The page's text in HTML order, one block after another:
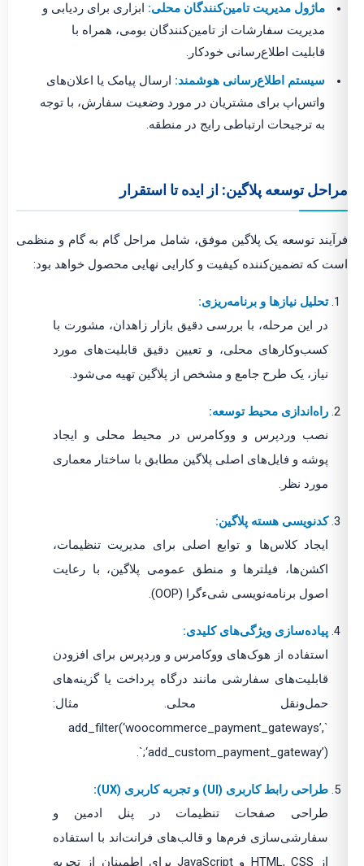
ماژول مدیریت تامین‌کنندگان محلی: ابزاری برای ردیابی و
مدیریت سفارشات از تامین‌کنندگان بومی، همراه با
قابلیت اطلاع‌رسانی خودکار.
سیستم اطلاع‌رسانی هوشمند: ارسال پیامک یا اعلان‌های
واتس‌اپ برای مشتریان در مورد وضعیت سفارش، با توجه
به ترجیحات ارتباطی رایج در منطقه.
مراحل توسعه پلاگین: از ایده تا استقرار
فرآیند توسعه یک پلاگین موفق، شامل مراحل گام به گام و منظمی
است که تضمین‌کننده کیفیت و کارایی نهایی محصول خواهد بود:
تحلیل نیازها و برنامه‌ریزی:
در این مرحله، با بررسی دقیق بازار زاهدان، مشورت با
کسب‌وکارهای محلی، و تعیین دقیق قابلیت‌های مورد
نیاز، یک طرح جامع و مشخص از پلاگین تهیه می‌شود.
راه‌اندازی محیط توسعه:
نصب وردپرس و ووکامرس در محیط محلی و ایجاد
پوشه و فایل‌های اصلی پلاگین مطابق با ساختار معماری
مورد نظر.
کدنویسی هسته پلاگین:
ایجاد کلاس‌ها و توابع اصلی برای مدیریت تنظیمات،
اکشن‌ها، فیلترها و منطق عمومی پلاگین، با رعایت
اصول برنامه‌نویسی شیءگرا (OOP).
پیاده‌سازی ویژگی‌های کلیدی:
استفاده از هوک‌های ووکامرس و وردپرس برای افزودن
قابلیت‌های سفارشی مانند درگاه پرداخت یا گزینه‌های
حمل‌ونقل محلی. مثال:
`add_filter(‘woocommerce_payment_gateways’,
‘add_custom_payment_gateway’);`.
طراحی رابط کاربری (UI) و تجربه کاربری (UX):
طراحی صفحات تنظیمات در پنل ادمین و
سفارشی‌سازی فرم‌ها و قالب‌های فرانت‌اند با استفاده
از HTML, CSS و JavaScript برای اطمینان از تجربه